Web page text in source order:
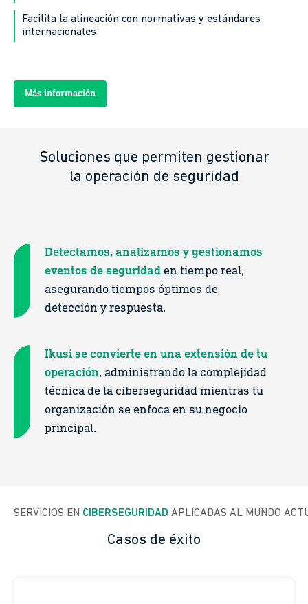
Facilita la alineación con normativas y estándares
internacionales
Más información
Soluciones que permiten gestionar
la operación de seguridad
Detectamos, analizamos y gestionamos
eventos de seguridad en tiempo real,
asegurando tiempos óptimos de
detección y respuesta.
Ikusi se convierte en una extensión de tu
operación, administrando la complejidad
técnica de la ciberseguridad mientras tu
organización se enfoca en su negocio
principal.
SERVICIOS EN CIBERSEGURIDAD APLICADAS AL MUNDO
Casos de éxito